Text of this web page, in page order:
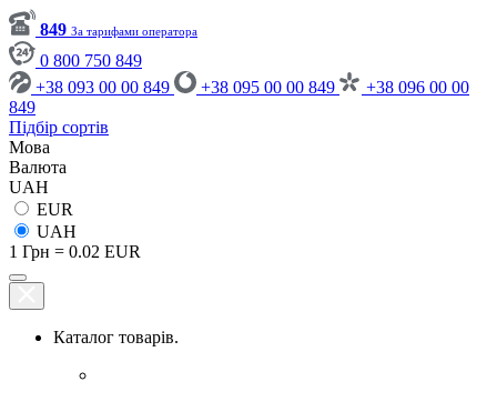
849 За тарифами оператора
0 800 750 849
+38 093 00 00 849
+38 095 00 00 849
+38 096 00 00
849
Підбір сортів
Мова
Валюта
UAH
EUR
UAH
1 Грн = 0.02 EUR
Каталог товарів.